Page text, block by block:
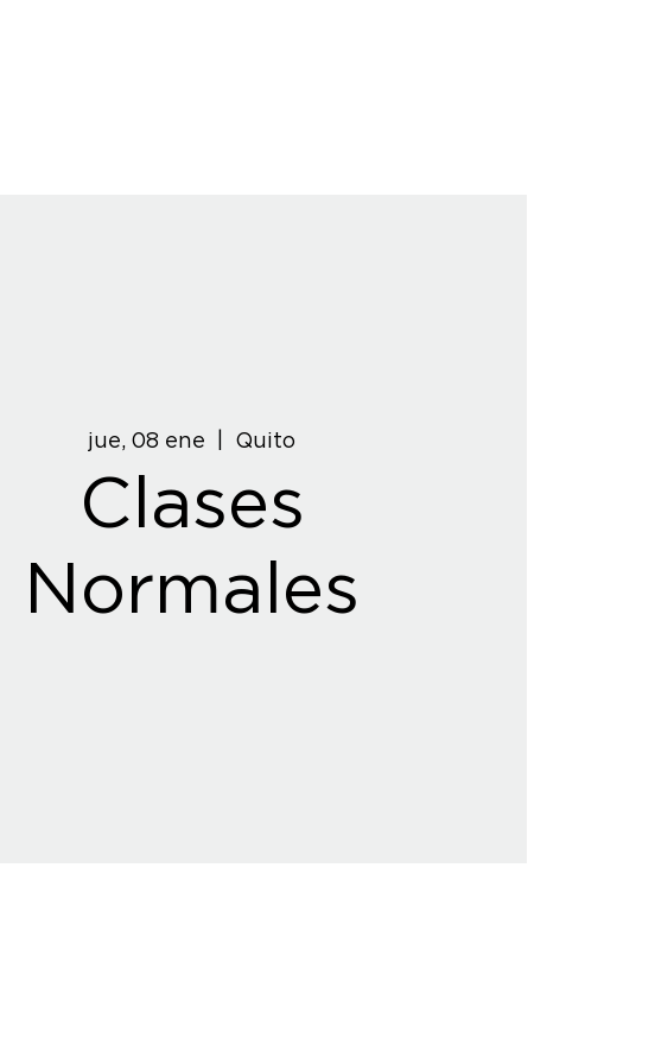
jue, 08 ene Quito
Clases
Normales